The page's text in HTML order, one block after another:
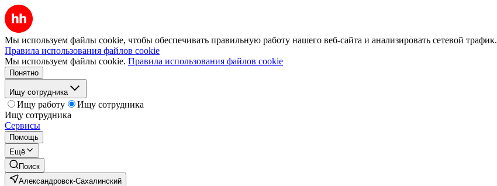
Мы используем файлы cookie, чтобы обеспечивать правильную работу нашего веб-сайта и анализировать сетевой трафик.
Правила использования файлов cookie
Мы используем файлы cookie. Правила использования файлов cookie
Понятно
Ищу сотрудника
Ищу работу
Ищу сотрудника
Ищу сотрудника
Сервисы
Помощь
Ещё
Поиск
Александровск-Сахалинский